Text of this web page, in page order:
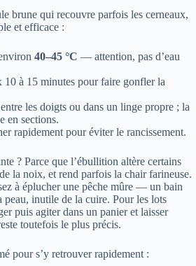
brune qui recouvre parfois les cerneaux,
et efficace :
40–45 °C — attention, pas d’eau
10 à 15 minutes pour faire gonfler la
les doigts ou dans un linge propre ; la
en sections.
rapidement pour éviter le rancissement.
? Parce que l’ébullition altère certains
la noix, et rend parfois la chair farineuse.
à éplucher une pêche mûre — un bain
inutile de la cuire. Pour les lots
puis agiter dans un panier et laisser
toutefois le plus précis.
pour s’y retrouver rapidement :